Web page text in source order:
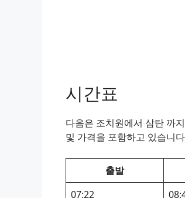
시간표
다음은 조치원에서 삼탄 까
및 가격을 포함하고 있습니
출발
07:22